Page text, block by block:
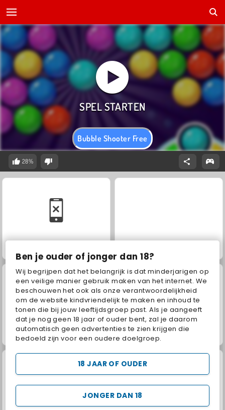
Ben je ouder of jonger dan 18?
Wij begrijpen dat het belangrijk is dat minderjarigen op
een veilige manier gebruik maken van het internet. We
beschouwen het ook als onze verantwoordelijkheid
om de website kindvriendelijk te maken en inhoud te
tonen die bij jouw leeftijdsgroep past. Als je aangeeft
dat je nog geen 18 jaar of ouder bent, zal je daarom
automatisch geen advertenties te zien krijgen die
bedoeld zijn voor een oudere doelgroep.
JONGER DAN 18
18 JAAR OF OUDER
Bubble Shooter Free
28%
Juice Merge Grand Mahjong Connect